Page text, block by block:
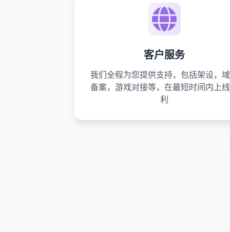
客户服务
我们全程为您提供支持，包括架设，
备案，游戏对接等，在最短时间内上
利